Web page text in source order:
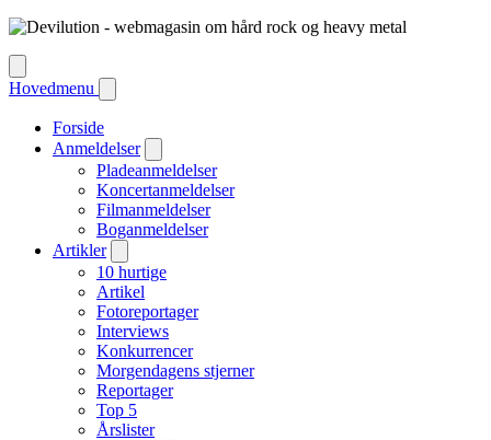
Hovedmenu
Forside
Anmeldelser
Pladeanmeldelser
Koncertanmeldelser
Filmanmeldelser
Boganmeldelser
Artikler
10 hurtige
Artikel
Fotoreportager
Interviews
Konkurrencer
Morgendagens stjerner
Reportager
Top 5
Årslister